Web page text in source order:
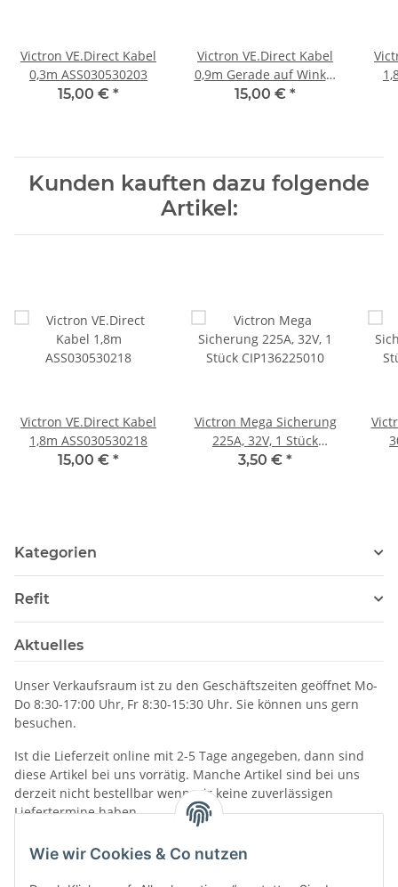
Wie wir Cookies & Co nutzen
Victron VE.Direct Kabel
0,3m ASS030530203
15,00 € *
Victron VE.Direct Kabel
0,9m Gerade auf Winkel
ASS030531209
15,00 € *
Kunden kauften dazu folgende
Artikel:
Victron VE.Direct Kabel
1,8m ASS030530218
15,00 € *
Victron Mega Sicherung
225A, 32V, 1 Stück
CIP136225010
3,50 € *
Kategorien
Refit
Aktuelles
Unser Verkaufsraum ist zu den Geschäftszeiten geöffnet Mo-
Do 8:30-17:00 Uhr, Fr 8:30-15:30 Uhr. Sie können uns gern
besuchen.
Ist die Lieferzeit online mit 2-5 Tage angegeben, dann sind
diese Artikel bei uns vorrätig. Manche Artikel sind bei uns
derzeit nicht bestellbar wenn wir keine zuverlässigen
Liefertermine haben.
Informationen